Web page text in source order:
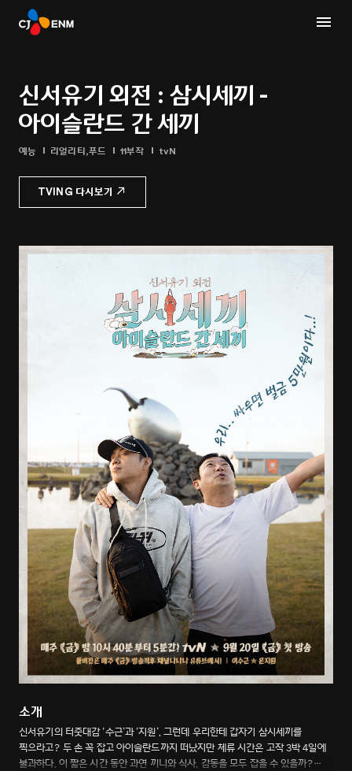
신서유기 외전 : 삼시세끼 -
아이슬란드 간 세끼
예능 리얼리티,푸드 11부작 tvN
TVING 다시보기
소개
신서유기의 터줏대감 ‘수근’과 ‘지원’. 그런데 우리한테 갑자기 삼시세끼를
찍으라고? 두 손 꼭 잡고 아이슬란드까지 떠났지만 체류 시간은 고작 3박 4일에
불과하다. 이 짧은 시간 동안 과연 끼니와 식사, 감동을 모두 잡을 수 있을까?